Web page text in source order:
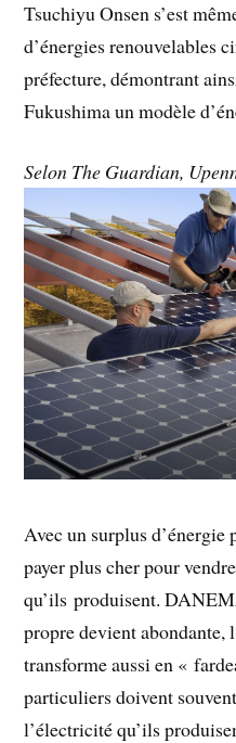
Tsuchiyu Onsen s’est
d’énergies renouvelables
préfecture, démontrant
Fukushima un modèle
Selon The Guardian,
Avec un surplus
payer plus cher pour
qu’ils produisent.
propre devient abondante,
transforme aussi en «
particuliers doivent
l’électricité qu’ils